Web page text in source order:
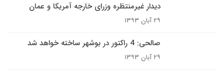
دیدار غیرمنتظره وزرای خارجه آمریکا و عمان
۲۹ آبان ۱۳۹۳
صالحی: 4 راکتور در بوشهر ساخته خواهد شد
۲۹ آبان ۱۳۹۳